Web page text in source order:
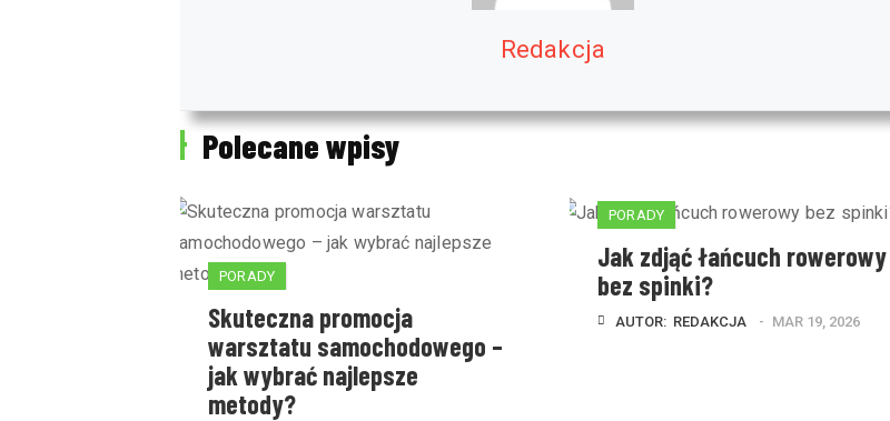
Redakcja
Polecane wpisy
PORADY
Skuteczna promocja
warsztatu samochodowego –
jak wybrać najlepsze
metody?
PORADY
Jak zdjąć łańcuch rowerowy
bez spinki?
AUTOR: REDAKCJA MAR 19, 2026